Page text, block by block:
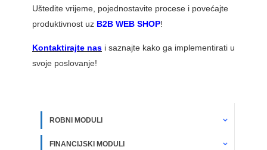
ROBNI MODULI
FINANCIJSKI MODULI
Uštedite vrijeme, pojednostavite procese i povećajte
produktivnost uz B2B WEB SHOP!
Kontaktirajte nas i saznajte kako ga implementirati u
svoje poslovanje!